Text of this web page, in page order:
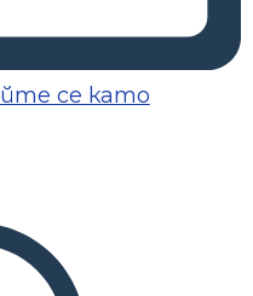
се като